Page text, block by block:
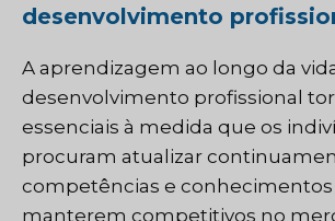
desenvolvimento
A aprendizagem ao longo da
desenvolvimento profissional
essenciais à medida que os
procuram atualizar
competências e conhecimentos
manterem competitivos no